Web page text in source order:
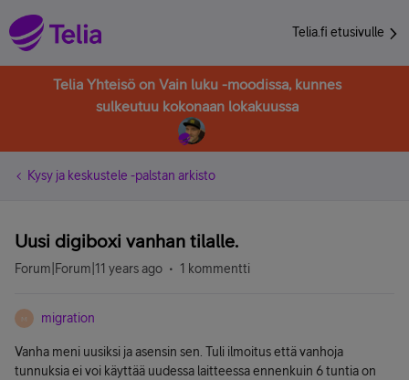
Telia.fi etusivulle
Telia Yhteisö on Vain luku -moodissa, kunnes
sulkeutuu kokonaan lokakuussa
Kysy ja keskustele -palstan arkisto
Uusi digiboxi vanhan tilalle.
Forum|Forum|11 years ago 1 kommentti
M migration
Vanha meni uusiksi ja asensin sen. Tuli ilmoitus että vanhoja
tunnuksia ei voi käyttää uudessa laitteessa ennenkuin 6 tuntia on